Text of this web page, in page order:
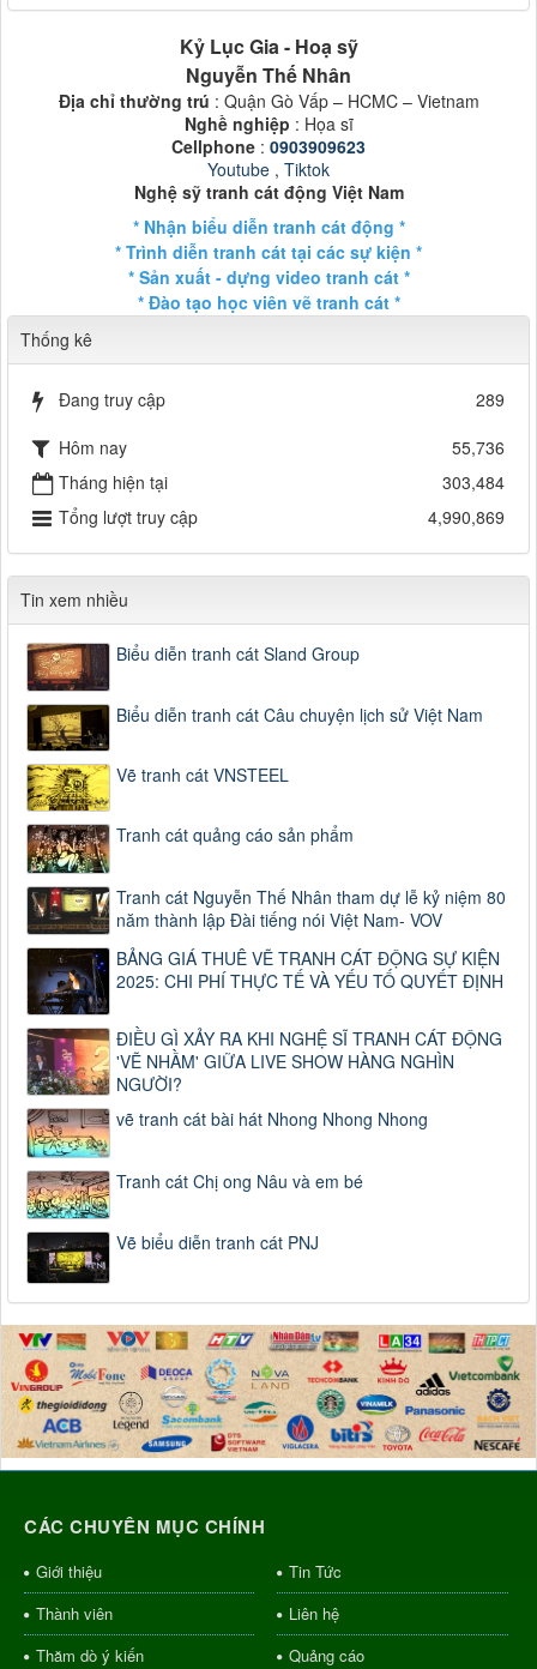
Kỷ Lục Gia - Hoạ sỹ
Nguyễn Thế Nhân
Địa chỉ thường trú : Quận Gò Vấp – HCMC – Vietnam
Nghề nghiệp : Họa sĩ
Cellphone : 0903909623
Youtube , Tiktok
Nghệ sỹ tranh cát động Việt Nam
* Nhận biểu diễn tranh cát động *
* Trình diễn tranh cát tại các sự kiện *
* Sản xuất - dựng video tranh cát *
* Đào tạo học viên vẽ tranh cát *
Thống kê
Đang truy cập
289
Hôm nay
55,736
Tháng hiện tại
303,484
Tổng lượt truy cập
4,990,869
Tin xem nhiều
Biểu diễn tranh cát Sland Group
Biểu diễn tranh cát Câu chuyện lịch sử Việt Nam
Vẽ tranh cát VNSTEEL
Tranh cát quảng cáo sản phẩm
Tranh cát Nguyễn Thế Nhân tham dự lễ kỷ niệm 80
năm thành lập Đài tiếng nói Việt Nam- VOV
BẢNG GIÁ THUÊ VẼ TRANH CÁT ĐỘNG SỰ KIỆN
2025: CHI PHÍ THỰC TẾ VÀ YẾU TỐ QUYẾT ĐỊNH
ĐIỀU GÌ XẢY RA KHI NGHỆ SĨ TRANH CÁT ĐỘNG
'VẼ NHẦM' GIỮA LIVE SHOW HÀNG NGHÌN
NGƯỜI?
vẽ tranh cát bài hát Nhong Nhong Nhong
Tranh cát Chị ong Nâu và em bé
Vẽ biểu diễn tranh cát PNJ
CÁC CHUYÊN MỤC CHÍNH
Giới thiệu
Tin Tức
Thành viên
Liên hệ
Thăm dò ý kiến
Quảng cáo